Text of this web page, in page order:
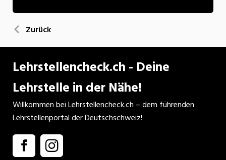
Zurück
Lehrstellencheck.ch - Deine
Lehrstelle in der Nähe!
Willkommen bei Lehrstellencheck.ch – dem führenden
Lehrstellenportal der Deutschschweiz!